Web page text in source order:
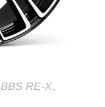
RE-X。